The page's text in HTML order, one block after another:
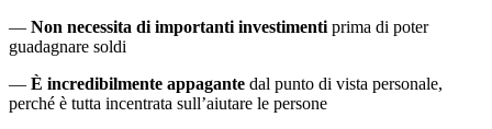
— Non necessita di importanti investimenti prima di poter
guadagnare soldi
— È incredibilmente appagante dal punto di vista personale,
perché è tutta incentrata sull’aiutare le persone